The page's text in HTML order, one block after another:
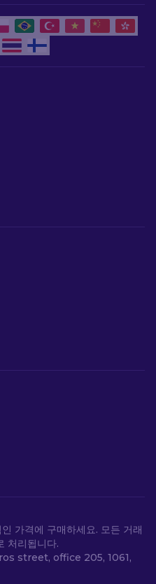
가격에 구매하세요. 모든 거래
처리됩니다.
street, office 205, 1061,